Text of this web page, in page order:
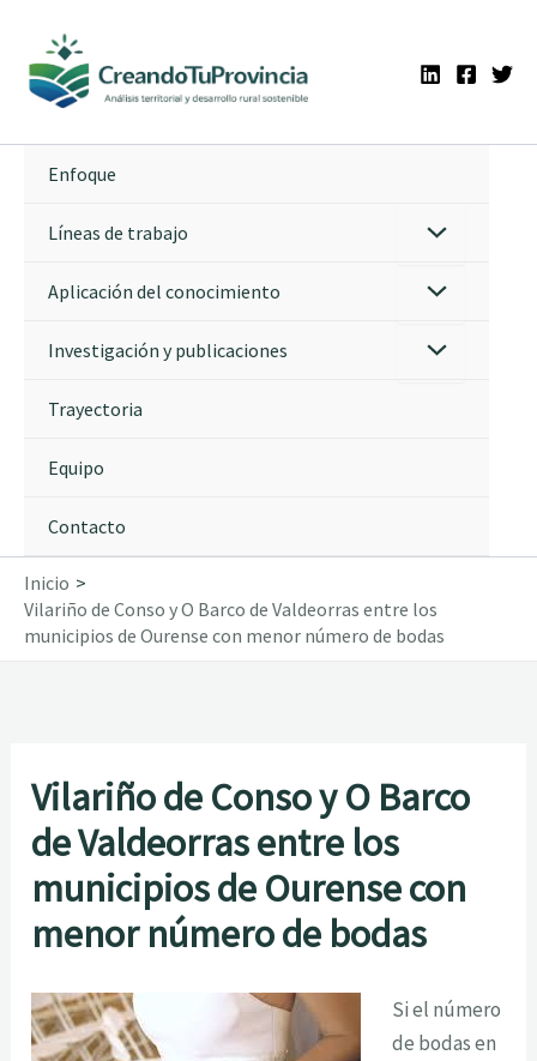
contenido
Enfoque
Líneas de trabajo
Aplicación del conocimiento
Investigación y publicaciones
Trayectoria
Equipo
Contacto
Inicio
Vilariño de Conso y O Barco de Valdeorras entre los
municipios de Ourense con menor número de bodas
Vilariño de Conso y O Barco
de Valdeorras entre los
municipios de Ourense con
menor número de bodas
Si el número
de bodas en